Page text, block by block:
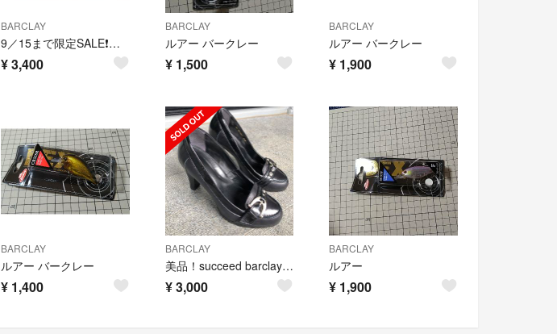
BARCLAY
9／15まで限定SALE❗️美品✨【BARCLAY】パンプス✨
¥3,400
BARCLAY
ルアー バークレー
¥ 1,500
BARCLAY
ルアー バークレー
¥ 1,900
BARCLAY
ルアー バークレー
¥ 1,400
BARCLAY
美品！succeed barclay 天然皮革パンプス 23cm
¥3,000
BARCLAY
ルアー
¥ 1,900